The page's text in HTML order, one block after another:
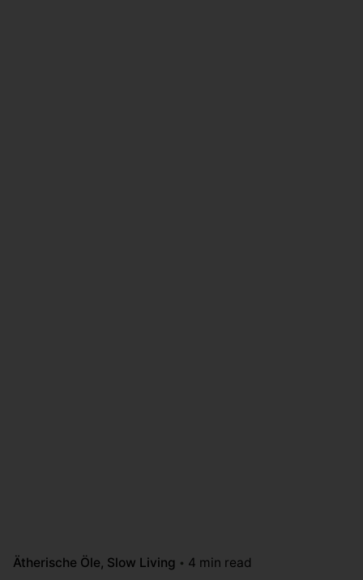
Ätherische Öle Slow Living 4 min read